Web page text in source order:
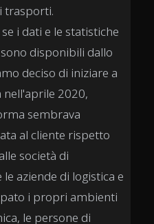
trasporti.
i dati e le statistiche
disponibili dallo
deciso di iniziare a
nell'aprile 2020,
sembrava
al cliente rispetto
società di
aziende di logistica e
i propri ambienti
le persone di